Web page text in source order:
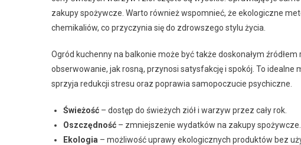
zakupy spożywcze. Warto również wspomnieć, że ekologiczne
chemikaliów, co przyczynia się do zdrowszego stylu życia.
Ogród kuchenny na balkonie może być także doskonałym
obserwowanie, jak rosną, przynosi satysfakcję i spokój. To idealne
sprzyja redukcji stresu oraz poprawia samopoczucie psychiczne.
Świeżość – dostęp do świeżych ziół i warzyw przez cały rok.
Oszczędność – zmniejszenie wydatków na zakupy spożywcze.
Ekologia – możliwość uprawy ekologicznych produktów bez